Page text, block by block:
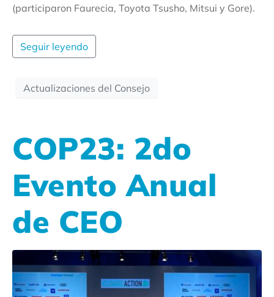
(participaron Faurecia, Toyota Tsusho, Mitsui y Gore).
Seguir leyendo
Actualizaciones del Consejo
COP23: 2do
Evento Anual
de CEO